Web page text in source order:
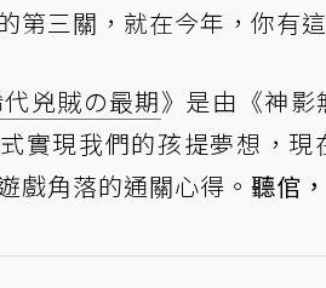
第三關，就在今年，你有
兇賊の最期》是由《神影
實現我們的孩提夢想，
戲角落的通關心得。 聽倌